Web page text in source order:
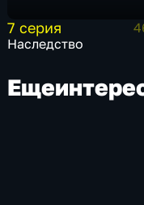
7 серия
Наследство
Еще